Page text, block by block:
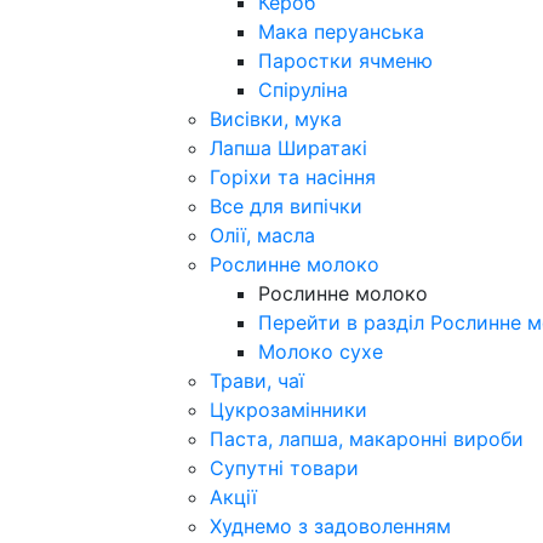
Мака перуанська
Паростки ячменю
Спіруліна
Висівки, мука
Лапша Ширатакі
Горіхи та насіння
Все для випічки
Олії, масла
Рослинне молоко
Рослинне молоко
Перейти в разділ Рослинне
Молоко сухе
Трави, чаї
Цукрозамінники
Паста, лапша, макаронні вироби
Супутні товари
Акції
Худнемо з задоволенням